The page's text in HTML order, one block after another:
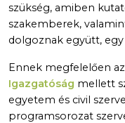
szükség, amiben
szakemberek,
dolgoznak együtt,
Ennek megfelelően
Igazgatóság mellett
egyetem és civil
programsorozat